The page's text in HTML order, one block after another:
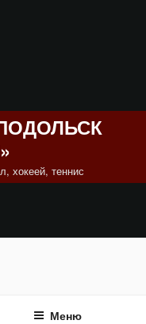
хокеей, теннис
Меню